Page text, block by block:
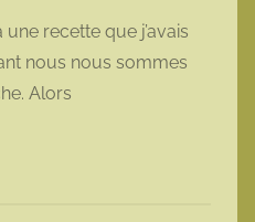
r
m
a
recette que j’avais
nous nous sommes
Alors